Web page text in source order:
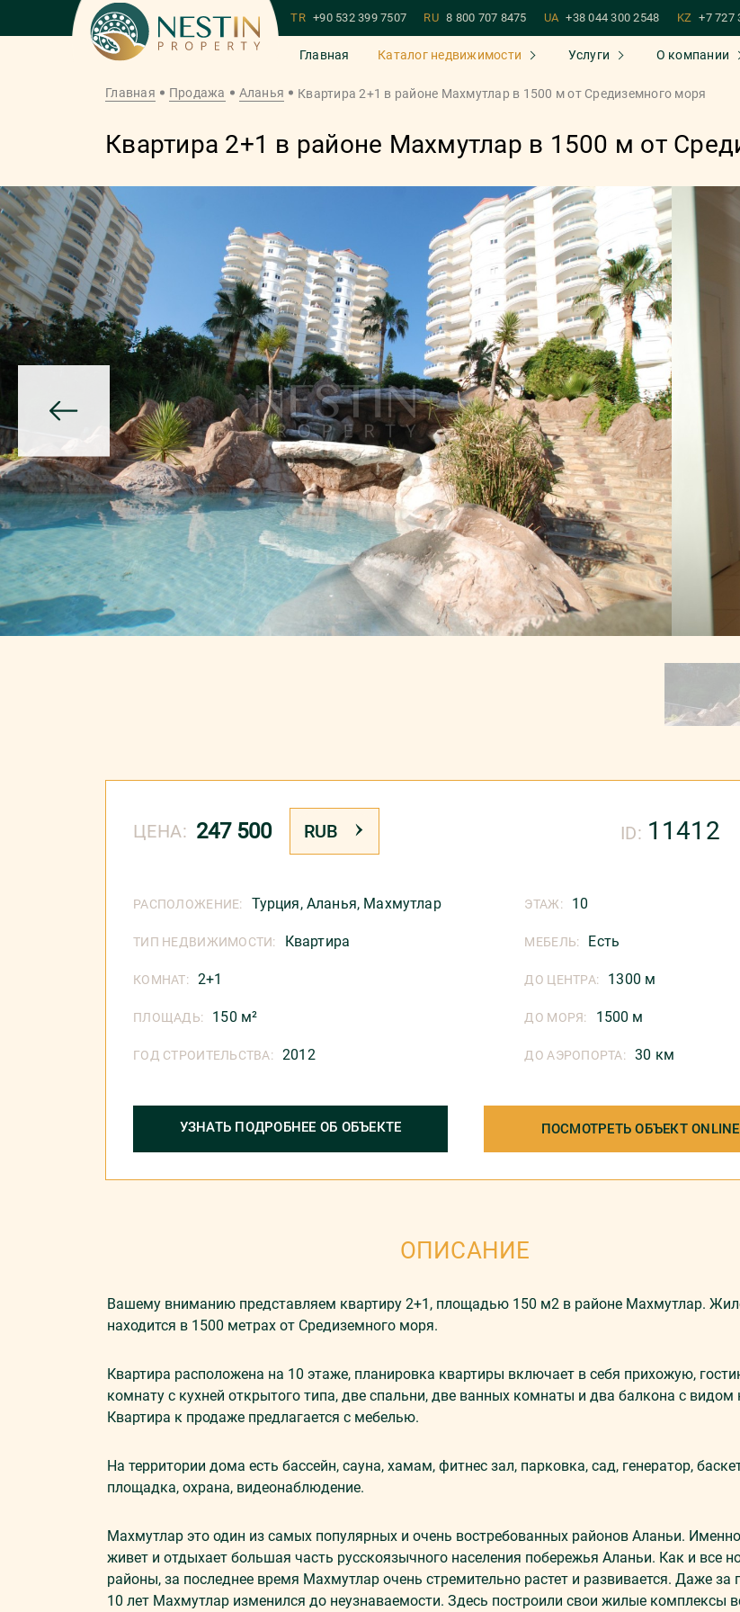
TR +90 532 399 7507 RU 8 800 707 8475 UA +38 044 300 2548 KZ +7 727
Главная Каталог недвижимости Услуги О компании
Главная Продажа Аланья Квартира 2+1 в районе Махмутлар в 1500 м от Средиземного моря
Квартира 2+1 в районе Махмутлар в 1500 м от
ЦЕНА: 247 500 RUB ID: 11412
РАСПОЛОЖЕНИЕ: Турция, Аланья, Махмутлар ЭТАЖ: 10
ТИП НЕДВИЖИМОСТИ: Квартира МЕБЕЛЬ: Есть
КОМНАТ: 2+1 ДО ЦЕНТРА: 1300 м
ПЛОЩАДЬ: 150 м² ДО МОРЯ: 1500 м
ГОД СТРОИТЕЛЬСТВА: 2012 ДО АЭРОПОРТА: 30 км
УЗНАТЬ ПОДРОБНЕЕ ОБ ОБЪЕКТЕ ПОСМОТРЕТЬ ОБЪЕКТ ONLINE
ОПИСАНИЕ
Вашему вниманию представляем квартиру 2+1, площадью 150 м2 в районе Махмутлар.
находится в 1500 метрах от Средиземного моря.
Квартира расположена на 10 этаже, планировка квартиры включает в себя прихожую,
комнату c кухней открытого типа, две спальни, две ванных комнаты и два балкона с видом
Квартира к продаже предлагается с мебелью.
На территории дома есть бассейн, сауна, хамам, фитнес зал, парковка, сад, генератор,
площадка, охрана, видеонаблюдение.
Махмутлар это один из самых популярных и очень востребованных районов Аланьи.
живет и отдыхает большая часть русскоязычного населения побережья Аланьи. Как и все
районы, за последнее время Махмутлар очень стремительно растет и развивается. Даже
10 лет Махмутлар изменился до неузнаваемости. Здесь построили свои жилые комплексы